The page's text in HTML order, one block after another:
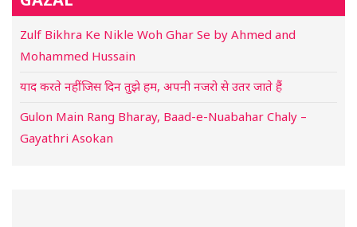
Zulf Bikhra Ke Nikle Woh Ghar Se by Ahmed and
Mohammed Hussain
याद करते नहीं जिस दिन तुझे हम, अपनी नजरो से उतर जाते हैं
Gulon Main Rang Bharay, Baad-e-Nuabahar Chaly –
Gayathri Asokan